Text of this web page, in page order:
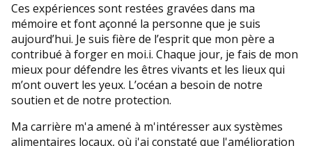
Ces expériences sont restées gravées dans ma
mémoire et font açonné la personne que je suis
aujourd’hui. Je suis fière de l’esprit que mon père a
contribué à forger en moi.i. Chaque jour, je fais de mon
mieux pour défendre les êtres vivants et les lieux qui
m’ont ouvert les yeux. L’océan a besoin de notre
soutien et de notre protection.
Ma carrière m'a amené à m'intéresser aux systèmes
alimentaires locaux, où j'ai constaté que l'amélioration